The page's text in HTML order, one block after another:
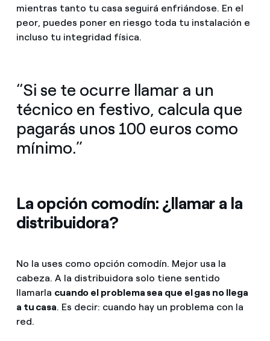
mientras tanto tu casa seguirá enfriándose. En el
peor, puedes poner en riesgo toda tu instalación e
incluso tu integridad física.
“Si se te ocurre llamar a un
técnico en festivo, calcula que
pagarás unos 100 euros como
mínimo.”
La opción comodín: ¿llamar a la
distribuidora?
No la uses como opción comodín. Mejor usa la
cabeza. A la distribuidora solo tiene sentido
llamarla cuando el problema sea que el gas no llega
a tu casa. Es decir: cuando hay un problema con la
red.